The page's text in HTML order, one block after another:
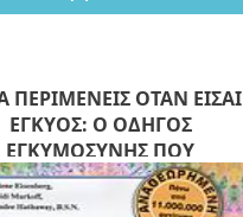
ΠΕΡΙΜΕΝΕΙΣ ΟΤΑΝ ΕΙΣΑΙ
ΕΓΚΥΟΣ: Ο ΟΔΗΓΟΣ
ΕΓΚΥΜΟΣΥΝΗΣ ΠΟΥ
ΚΑΙ ΑΠΑΝΤΑ ΣΕ
ΟΛΕΣ ΤΙΣ ΑΝΗΣ